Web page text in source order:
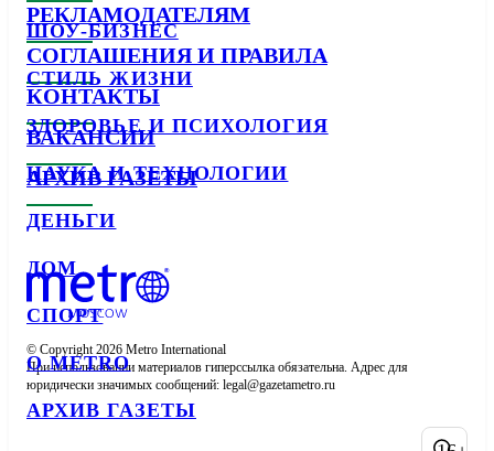
ШОУ-БИЗНЕС
СТИЛЬ ЖИЗНИ
ЗДОРОВЬЕ И ПСИХОЛОГИЯ
НАУКА И ТЕХНОЛОГИИ
ДЕНЬГИ
ДОМ
СПОРТ
О METRO
АРХИВ ГАЗЕТЫ
РЕКЛАМОДАТЕЛЯМ
СОГЛАШЕНИЯ И ПРАВИЛА
КОНТАКТЫ
ВАКАНСИИ
АРХИВ ГАЗЕТЫ
© Copyright 2026 Metro International
При использовании материалов гиперссылка обязательна. Адрес для
юридически значимых сообщений: